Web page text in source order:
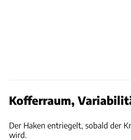
Kofferraum,
Der Haken entriegelt, sobald der
wird.